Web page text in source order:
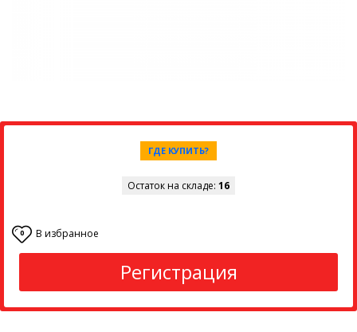
ГДЕ КУПИТЬ?
Остаток на складе: 16
0 В избранное
Регистрация